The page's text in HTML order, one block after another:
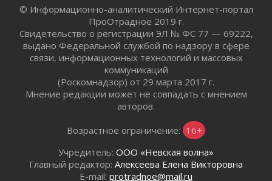
В Ивангороде назвали новых почетных
граждан Ленинградской области
02 августа 2026
Готовность №1
02 августа 2026
Километровые столбы «Дороги жизни»
отправили на реставрацию
02 августа 2026
Ленобласть внедрила передовую подготовку
операторов БПЛА
В Ивангороде появилась «Избушка-
воробушка»
© Информационно-аналитический Интернет-портал
ПроОтрадное 2019 г.
Свидетельство о регистрации ЭЛ № ФС 77 — 69222,
выдано Федеральной службой по надзору в сфере
связи, информационных технологий и массовых
коммуникаций
(Роскомнадзор) от 29 марта 2017 г.
Мнение редакции может не совпадать с мнением
авторов.
Возрастное ограничение: 16+
Учредитель: ООО «Невская волна»
Главный редактор: Алексеева Елена Викторовна
E-mail: protradnoe@mail.ru